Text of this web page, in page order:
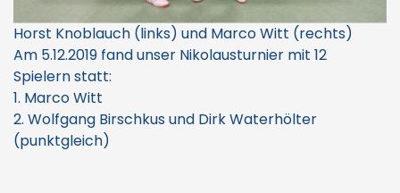
Horst Knoblauch (links) und Marco Witt (rechts)
Am 5.12.2019 fand unser Nikolausturnier mit 12
Spielern statt:
1. Marco Witt
2. Wolfgang Birschkus und Dirk Waterhölter
(punktgleich)